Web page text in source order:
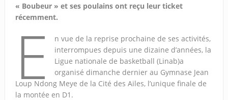
« Boubeur » et ses poulains ont reçu leur ticket
récemment.
E
n vue de la reprise prochaine de ses activités,
interrompues depuis une dizaine d’années, la
Ligue nationale de basketball (Linab)a
organisé dimanche dernier au Gymnase Jean
Loup Ndong Meye de la Cité des Ailes, l’unique finale de
la montée en D1.